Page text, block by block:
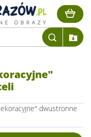
dwustronne